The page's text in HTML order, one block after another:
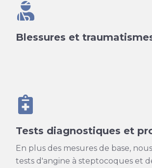
Blessures et
Tests diagnostiques et
En plus des mesures de base,
tests d'angine à steptocoques et